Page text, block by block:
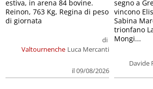
Valtournenche
di
Luca Mercanti
il 09/08/2026
estiva, in arena 84 bovine.
Reinon, 763 Kg, Regina di peso
di giornata
Davide
segno a
vincono
Sabina
trionfano
Mongi...